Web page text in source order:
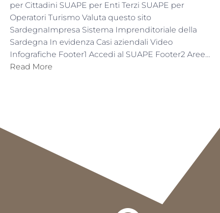
per Cittadini SUAPE per Enti Terzi SUAPE per
Operatori Turismo Valuta questo sito
SardegnaImpresa Sistema Imprenditoriale della
Sardegna In evidenza Casi aziendali Video
Infografiche Footer1 Accedi al SUAPE Footer2 Aree…
Read More